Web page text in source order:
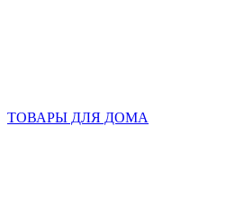
ТОВАРЫ ДЛЯ ДОМА